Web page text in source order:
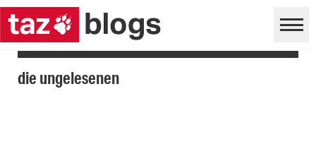
die ungelesenen